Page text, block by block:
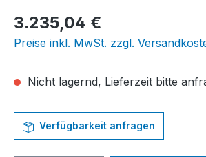
Regulärer Preis:
3.235,04 €
Preise inkl. MwSt. zzgl.
Nicht lagernd, Lieferzeit bitte
Verfügbarkeit anfragen